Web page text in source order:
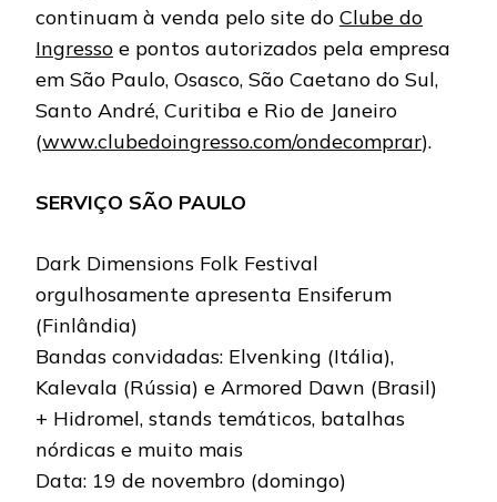
continuam à venda pelo site do Clube do
Ingresso e pontos autorizados pela empresa
em São Paulo, Osasco, São Caetano do Sul,
Santo André, Curitiba e Rio de Janeiro
(www.clubedoingresso.com/ondecomprar).
SERVIÇO SÃO PAULO
Dark Dimensions Folk Festival
orgulhosamente apresenta Ensiferum
(Finlândia)
Bandas convidadas: Elvenking (Itália),
Kalevala (Rússia) e Armored Dawn (Brasil)
+ Hidromel, stands temáticos, batalhas
nórdicas e muito mais
Data: 19 de novembro (domingo)